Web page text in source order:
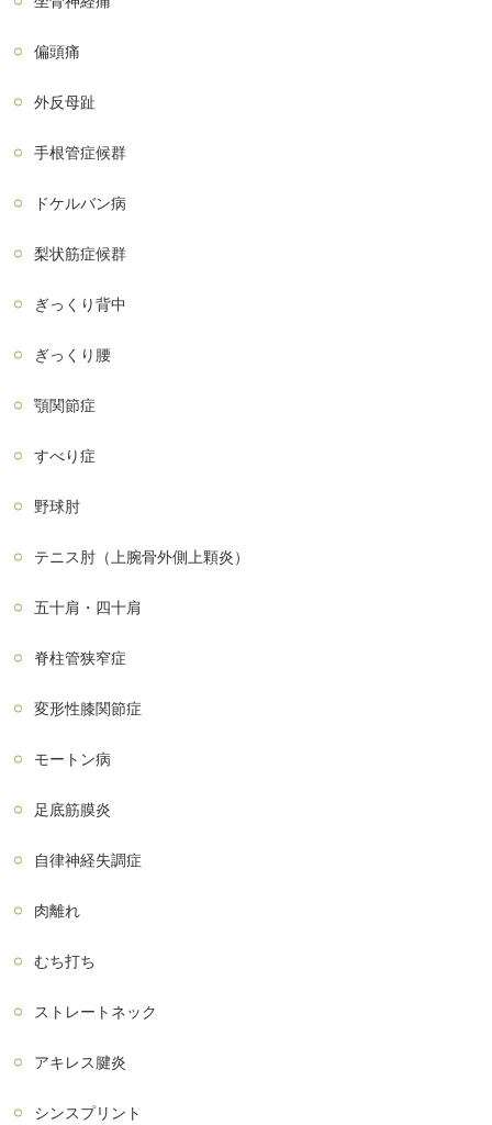
偏頭痛
外反母趾
手根管症候群
ドケルバン病
梨状筋症候群
ぎっくり背中
ぎっくり腰
顎関節症
すべり症
野球肘
テニス肘（上腕骨外側上顆炎）
五十肩・四十肩
脊柱管狭窄症
変形性膝関節症
モートン病
足底筋膜炎
自律神経失調症
肉離れ
むち打ち
ストレートネック
アキレス腱炎
シンスプリント